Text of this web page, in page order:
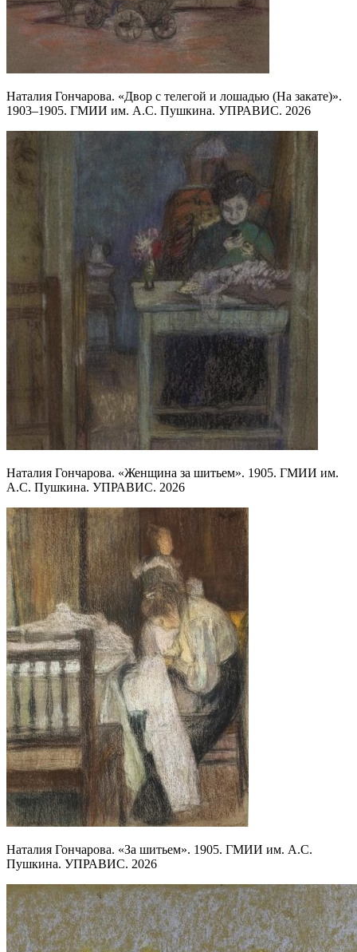
Наталия Гончарова. «Двор с телегой и лошадью (На закате)».
1903–1905. ГМИИ им. А.С. Пушкина. УПРАВИС. 2026
Наталия Гончарова. «Женщина за шитьем». 1905. ГМИИ им.
А.С. Пушкина. УПРАВИС. 2026
Наталия Гончарова. «За шитьем». 1905. ГМИИ им. А.С.
Пушкина. УПРАВИС. 2026